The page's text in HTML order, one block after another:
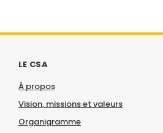
LE CSA
À propos
Vision, missions et valeurs
Organigramme